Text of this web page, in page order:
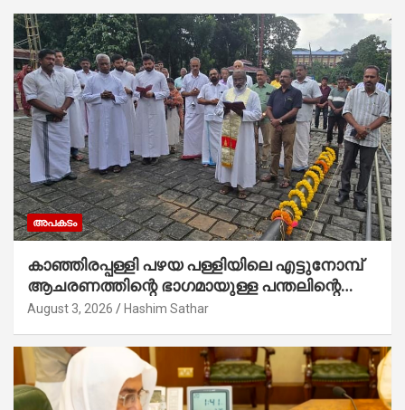
അപകടം
കാഞ്ഞിരപ്പള്ളി പഴയ പള്ളിയിലെ എട്ടുനോമ്പ്
ആചരണത്തിന്റെ ഭാഗമായുള്ള പന്തലിന്റെ
കാൽനാട്ട് കർമ്മം ആർച്ച് പ്രീസ്റ്റ് വെരി.
August 3, 2026 Hashim Sathar